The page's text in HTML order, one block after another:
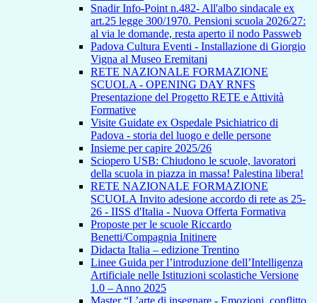
Snadir Info-Point n.482- All'albo sindacale ex
art.25 legge 300/1970. Pensioni scuola 2026/27:
al via le domande, resta aperto il nodo Passweb
Padova Cultura Eventi - Installazione di Giorgio
Vigna al Museo Eremitani
RETE NAZIONALE FORMAZIONE
SCUOLA - OPENING DAY RNFS
Presentazione del Progetto RETE e Attività
Formative
Visite Guidate ex Ospedale Psichiatrico di
Padova - storia del luogo e delle persone
Insieme per capire 2025/26
Sciopero USB: Chiudono le scuole, lavoratori
della scuola in piazza in massa! Palestina libera!
RETE NAZIONALE FORMAZIONE
SCUOLA Invito adesione accordo di rete as 25-
26 - IISS d'Italia - Nuova Offerta Formativa
Proposte per le scuole Riccardo
Benetti/Compagnia Initinere
Didacta Italia – edizione Trentino
Linee Guida per l’introduzione dell’Intelligenza
Artificiale nelle Istituzioni scolastiche Versione
1.0 – Anno 2025